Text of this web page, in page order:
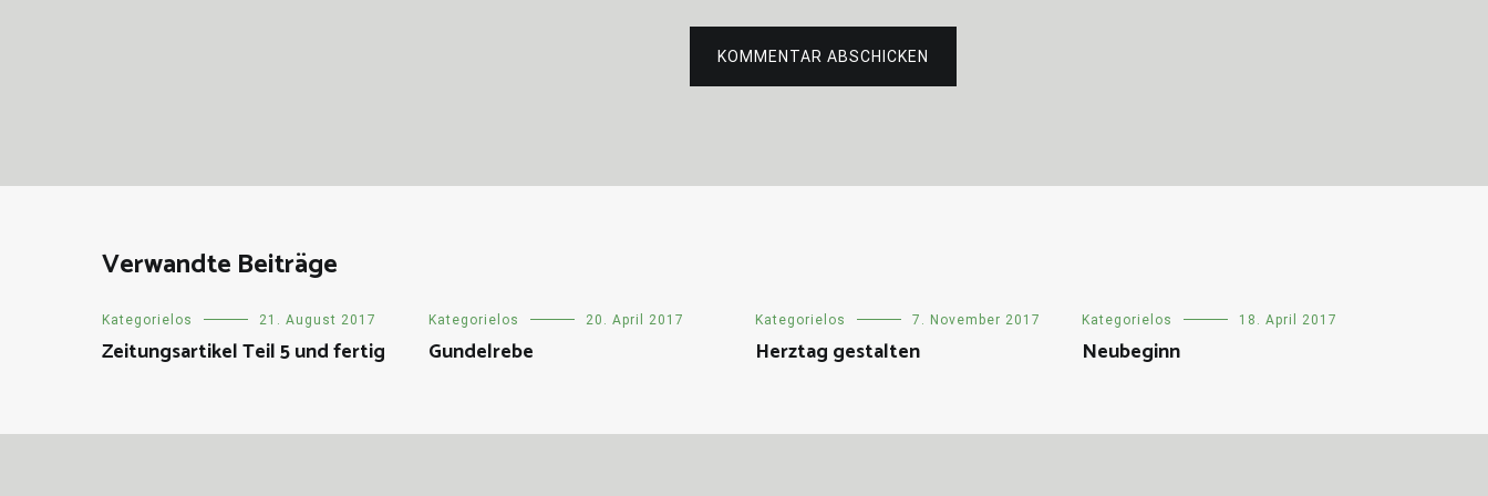
KOMMENTAR ABSCHICKEN
Verwandte Beiträge
Kategorielos 21. August 2017
Zeitungsartikel Teil 5 und fertig
Kategorielos 20. April 2017
Gundelrebe
Kategorielos 7. November 2017
Herztag gestalten
Kategorielos 18. April 2017
Neubeginn